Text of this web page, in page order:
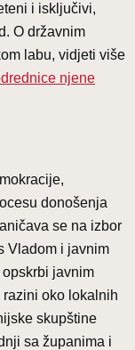
i isključivi,
O državnim
labu, vidjeti više
njene
donošenja
se na izbor
Vladom i javnim
javnim
oko lokalnih
skupštine
sa županima i